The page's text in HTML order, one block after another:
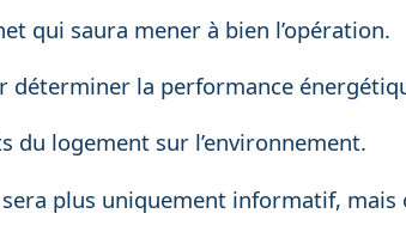
qui saura mener à bien l’opération.
déterminer la performance
du logement sur l’environnement.
plus uniquement informatif, mais